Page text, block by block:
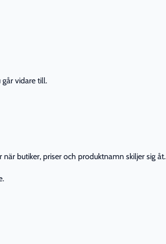
vidare till.
butiker, priser och produktnamn skiljer sig åt.